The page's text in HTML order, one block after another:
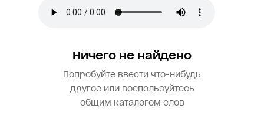
Ничего не найдено
Попробуйте ввести что-нибудь
другое или воспользуйтесь
общим каталогом слов